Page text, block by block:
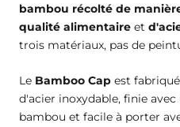
bambou récolté de
qualité alimentaire et
trois matériaux, pas de
Le Bamboo Cap est
d'acier inoxydable, finie
bambou et facile à porter